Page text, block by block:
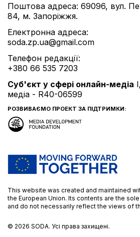
Поштова адреса: 69096, вул.
84, м. Запоріжжя.
Електронна адреса:
soda.zp.ua@gmail.com
Телефон редакції:
+380 66 535 7203
Cуб'єкт у сфері онлайн-медіа
медіа - R40-06599
РОЗВИВАЄМО ПРОЕКТ ЗА ПІДТРИМКИ:
This website was created and maintained
the European Union. Its contents are the
and do not necessarily reflect the views of
© 2026 SODA. Усі права захищені.